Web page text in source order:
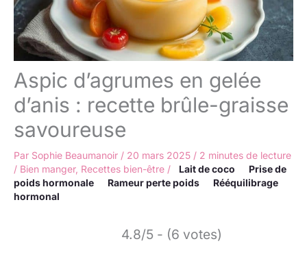
Aspic d’agrumes en gelée
d’anis : recette brûle-graisse
savoureuse
Par Sophie Beaumanoir / 20 mars 2025 / 2 minutes de lecture
/ Bien manger, Recettes bien-être / Lait de coco
Prise de
poids hormonale
Rameur perte poids
Rééquilibrage
hormonal
4.8/5 - (6 votes)